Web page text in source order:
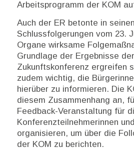
Arbeitsprogramm der KOM
Auch der ER betonte in seinen
Schlussfolgerungen vom 23.
Organe wirksame
Grundlage der Ergebnisse der
Zukunftskonferenz ergreifen
zudem wichtig, die
hierüber zu informieren. Die
diesem Zusammenhang an,
Feedback-Veranstaltung für
Konferenzteilnehmerinnen
organisieren, um über die
der KOM zu berichten.